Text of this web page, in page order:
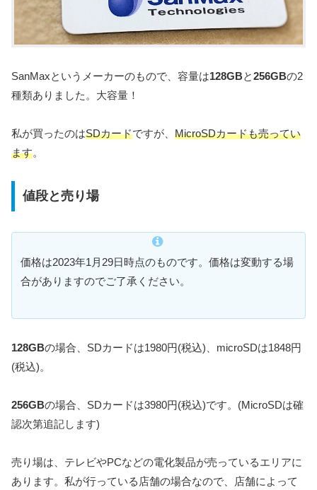
SanMaxというメーカーのもので、容量は128GBと256GBの2
種類ありました。大容量！
私が買ったのはSDカードですが、 MicroSDカードも売ってい
ます。
値段と売り場
価格は2023年1月29日時点のものです。価格は変動する場
合がありますのでご了承ください。
128GBの場合、SDカードは1980円(税込)、microSDは1848円
(税込)。
256GBの場合、SDカードは3980円(税込)です。(MicroSDは確
認次第追記します)
売り場は、テレビやPCなどの電化製品が売っているエリアに
あります。私が行っている店舗の場合なので、店舗によって